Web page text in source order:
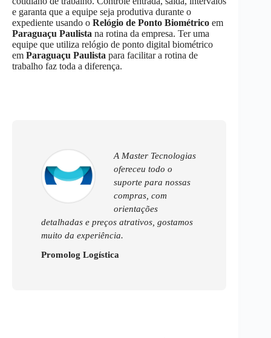
e garanta que a equipe seja produtiva durante o
expediente usando o Relógio de Ponto Biométrico em
Paraguaçu Paulista na rotina da empresa. Ter uma
equipe que utiliza relógio de ponto digital biométrico
em Paraguaçu Paulista para facilitar a rotina de
trabalho faz toda a diferença.
A Master Tecnologias
ofereceu todo o
suporte para nossas
compras, com
orientações
detalhadas e preços atrativos, gostamos
muito da experiência.
Promolog Logística